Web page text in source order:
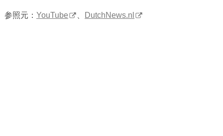
参照元： YouTube DutchNews.nl